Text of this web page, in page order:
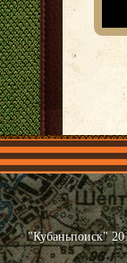
Главная
"Кубаньпоиск"